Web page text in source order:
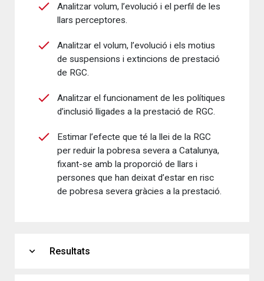
Analitzar volum, l’evolució i el perfil de les
llars perceptores.
Analitzar el volum, l’evolució i els motius
de suspensions i extincions de prestació
de RGC.
Analitzar el funcionament de les polítiques
d’inclusió lligades a la prestació de RGC.
Estimar l’efecte que té la llei de la RGC
per reduir la pobresa severa a Catalunya,
fixant-se amb la proporció de llars i
persones que han deixat d’estar en risc
de pobresa severa gràcies a la prestació.
expand_more Resultats